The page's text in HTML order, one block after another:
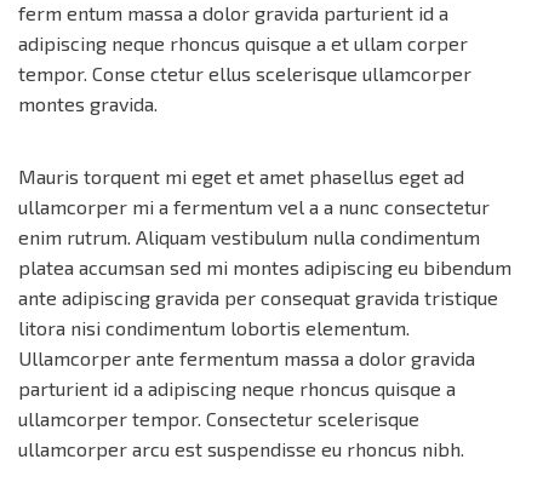
ferm entum massa a dolor gravida parturient id a
adipiscing neque rhoncus quisque a et ullam corper
tempor. Conse ctetur ellus scelerisque ullamcorper
montes gravida.
Mauris torquent mi eget et amet phasellus eget ad
ullamcorper mi a fermentum vel a a nunc consectetur
enim rutrum. Aliquam vestibulum nulla condimentum
platea accumsan sed mi montes adipiscing eu bibendum
ante adipiscing gravida per consequat gravida tristique
litora nisi condimentum lobortis elementum.
Ullamcorper ante fermentum massa a dolor gravida
parturient id a adipiscing neque rhoncus quisque a
ullamcorper tempor. Consectetur scelerisque
ullamcorper arcu est suspendisse eu rhoncus nibh.